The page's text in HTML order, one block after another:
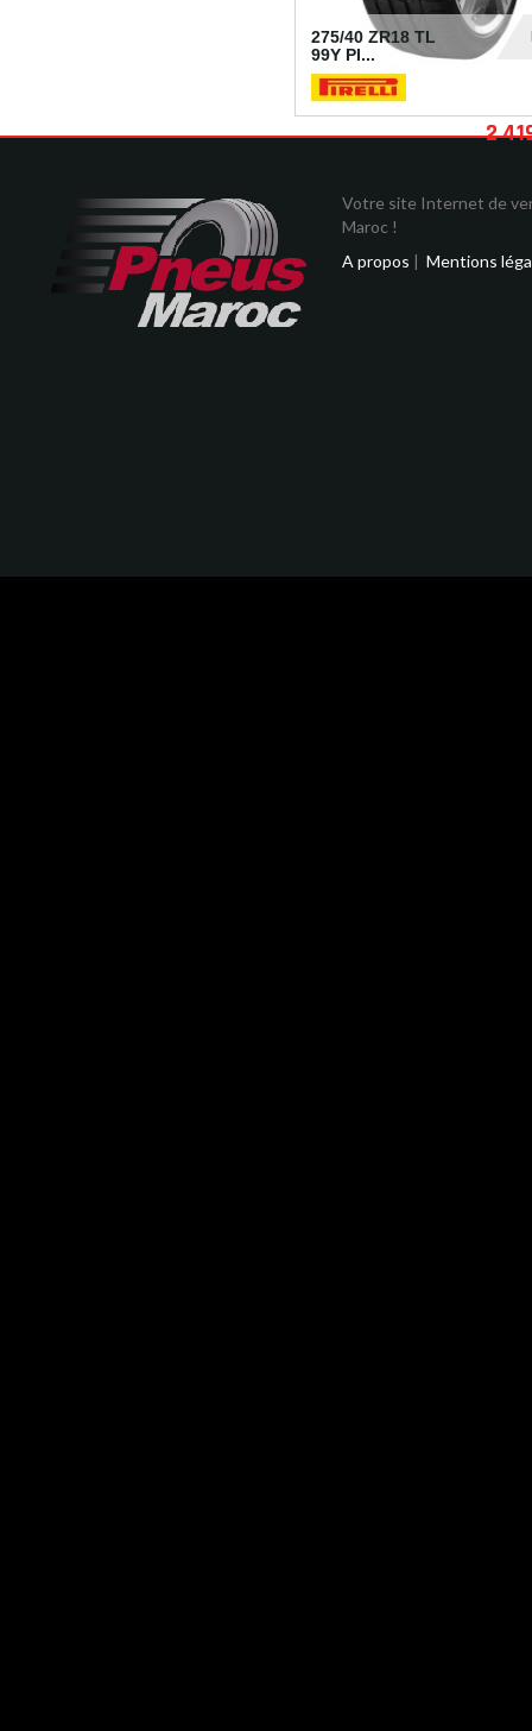
275/40 ZR18 TL
99Y PI...
2
Votre site Internet de
Maroc !
A propos | Mentions